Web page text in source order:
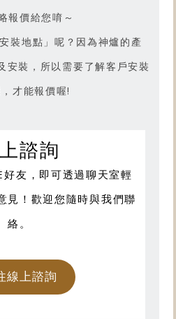
報價給您唷～
裝地點」呢？因為神爐的產
安裝，所以需要了解客戶安裝
才能報價喔!
諮詢
友，即可透過聊天室輕
見！歡迎您隨時與我們聯
絡。
線上諮詢